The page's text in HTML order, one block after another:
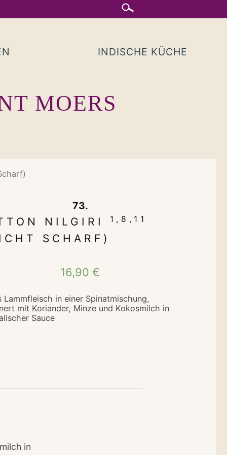
INDISCHE KÜCHE
MOERS
73.
NILGIRI 1,8,11
SCHARF)
16,90€
Lammfleisch in einer Spinatmischung,
mit Koriander, Minze und Kokosmilch in
Sauce
in